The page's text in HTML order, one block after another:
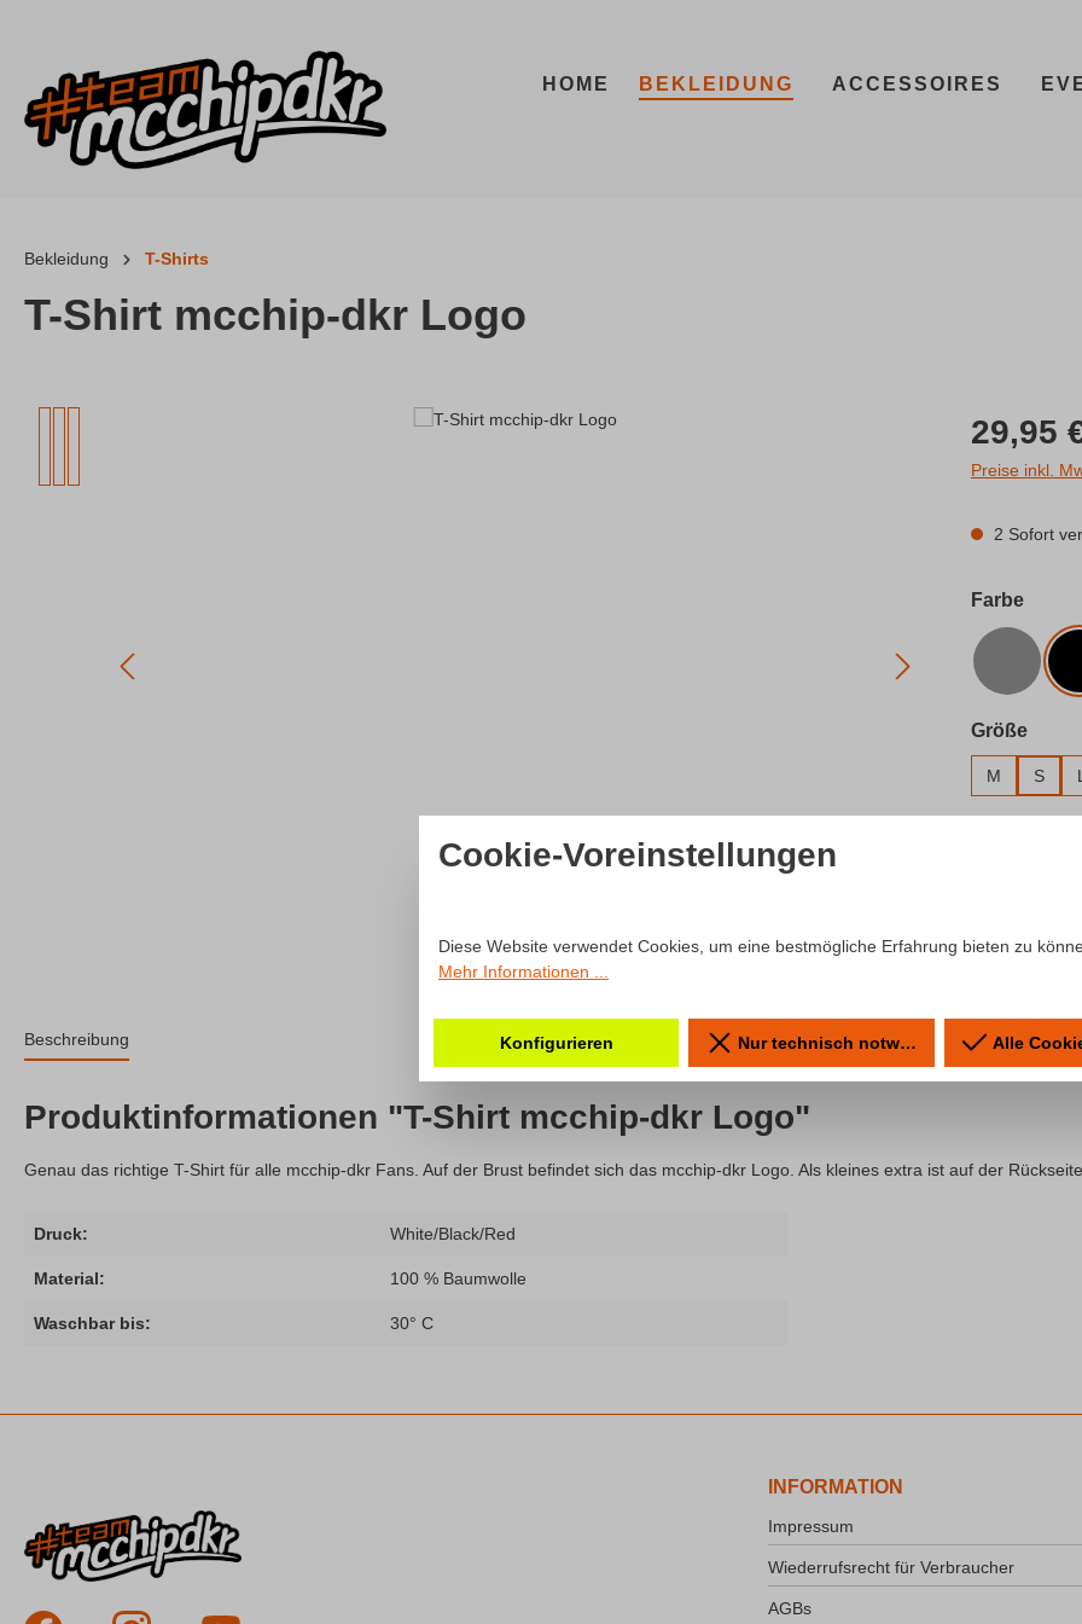
HOME BEKLEIDUNG ACCESSOIRES
Bekleidung T-Shirts
T-Shirt mcchip-dkr Logo
Regulärer
29,95
Preise inkl.
2 Sofort
Farbe
Grau
Größe
M S L
Beschreibung
Produktinformationen "T-Shirt mcchip-dkr Logo"
Genau das richtige T-Shirt für alle mcchip-dkr Fans. Auf der Brust befindet sich das mcchip-dkr Logo. Als kleines extra ist auf der
Druck: White/Black/Red
Material: 100 % Baumwolle
Waschbar bis: 30° C
INFORMATION
Impressum
Wiederrufsrecht für Verbraucher
AGBs
Cookie-Voreinstellungen
Diese Website verwendet Cookies, um eine bestmögliche Erfahrung bieten zu
Mehr Informationen ...
Konfigurieren Nur technisch notwendige Alle